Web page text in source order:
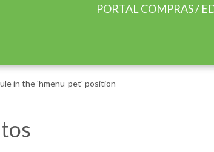
PORTAL COMPRAS /
in the 'hmenu-pet' position